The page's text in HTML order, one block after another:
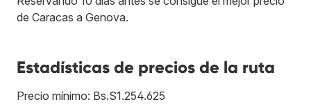
de Caracas a Genova.
Estadísticas de precios de la ruta
Precio mínimo: Bs.S1.254.625